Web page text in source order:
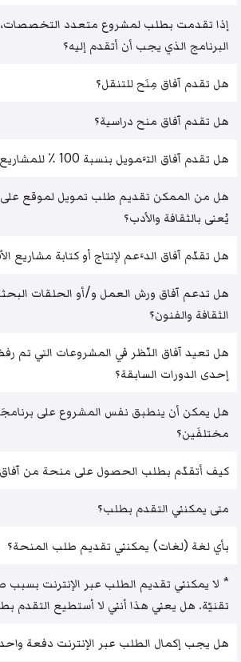
إذا تقدمت بطلب لمشروع متعدد
البرنامج الذي يجب أن أتقدم إليه؟
هل تقدم آفاق مِنَح للتنقل؟
هل تقدم آفاق منح دراسية؟
هل تقدم آفاق التَّمويل بنسبة 100 ٪ للمشاريع؟
هل من الممكن تقديم طلب تمويل لموقع على
يُعنى بالثقافة والأدب؟
هل تقدّم آفاق الدَّعم لإنتاج أو كتابة مشاريع
هل تدعم آفاق ورش العمل و/أو الحلقات
الثقافة والفنون؟
هل تعيد آفاق النّظر في المشروعات التي تم
إحدى الدورات السابقة؟
هل يمكن أن ينطبق نفس المشروع على
مختلفَين؟
كيف أتقدّم بطلب الحصول على منحة من
متى يمكنني التقدم بطلب؟
بأي لغة (لغات) يمكنني تقديم طلب المنحة؟
* لا يمكنني تقديم الطلب عبر الإنترنت
تقنيّة. هل يعني هذا أنني لا أستطيع التقدم
هل يجب إكمال الطلب عبر الإنترنت دفعة